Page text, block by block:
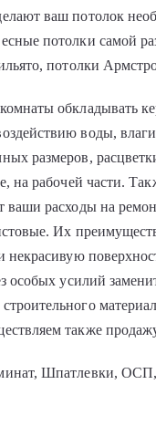
ваш потолок
потолки самой
потолки
обкладывать
воды,
размеров,
на рабочей части.
ваши расходы на
Их
особых усилий
также
Шпатлевки,